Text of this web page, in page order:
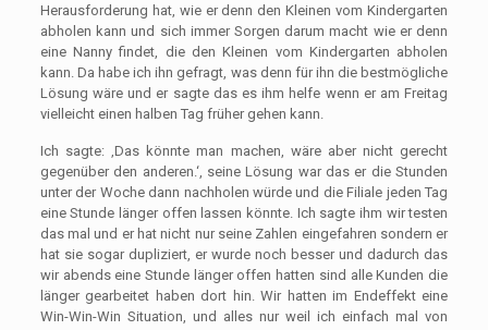
Herausforderung hat, wie er denn den Kleinen vom Kindergarten
abholen kann und sich immer Sorgen darum macht wie er denn
eine Nanny findet, die den Kleinen vom Kindergarten abholen
kann. Da habe ich ihn gefragt, was denn für ihn die bestmögliche
Lösung wäre und er sagte das es ihm helfe wenn er am Freitag
vielleicht einen halben Tag früher gehen kann.
Ich sagte: ‚Das könnte man machen, wäre aber nicht gerecht
gegenüber den anderen.‘, seine Lösung war das er die Stunden
unter der Woche dann nachholen würde und die Filiale jeden Tag
eine Stunde länger offen lassen könnte. Ich sagte ihm wir testen
das mal und er hat nicht nur seine Zahlen eingefahren sondern er
hat sie sogar dupliziert, er wurde noch besser und dadurch das
wir abends eine Stunde länger offen hatten sind alle Kunden die
länger gearbeitet haben dort hin. Wir hatten im Endeffekt eine
Win-Win-Win Situation, und alles nur weil ich einfach mal von